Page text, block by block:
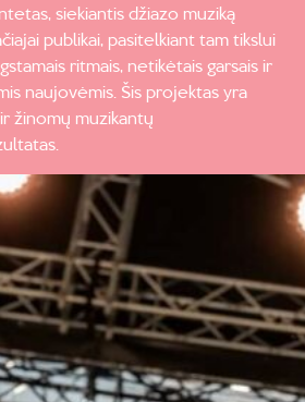
siekiantis džiazo muziką
publikai, pasitelkiant tam tikslui
ritmais, netikėtais garsais ir
naujovėmis. Šis projektas yra
žinomų muzikantų